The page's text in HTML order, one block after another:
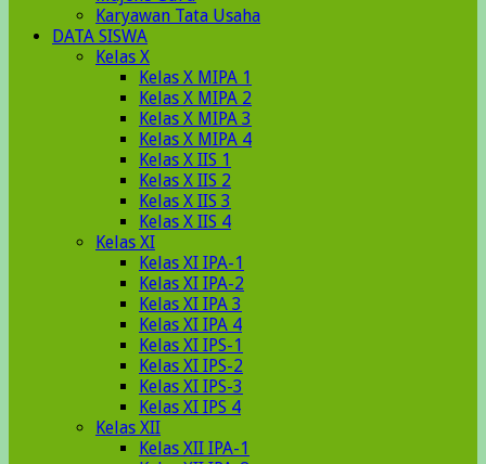
Karyawan Tata Usaha
DATA SISWA
Kelas X
Kelas X MIPA 1
Kelas X MIPA 2
Kelas X MIPA 3
Kelas X MIPA 4
Kelas X IIS 1
Kelas X IIS 2
Kelas X IIS 3
Kelas X IIS 4
Kelas XI
Kelas XI IPA-1
Kelas XI IPA-2
Kelas XI IPA 3
Kelas XI IPA 4
Kelas XI IPS-1
Kelas XI IPS-2
Kelas XI IPS-3
Kelas XI IPS 4
Kelas XII
Kelas XII IPA-1